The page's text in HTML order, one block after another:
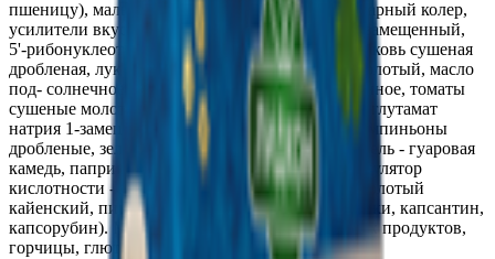
пшеницу), мальтодекстрин, соль, краситель сахарный колер,
усилители вкуса и аромата (глутамат натрия 1-замещенный,
5'-рибонуклеотиды натрия 2-замещенные)), морковь сушеная
дробленая, лук сушеный дробленый, имбирь молотый, масло
под- солнечное рафинированное дезодорированное, томаты
сушеные молотые, усилитель вкуса и аромата - глутамат
натрия 1-замещенный, ароматизатор, грибы шампиньоны
дробленые, зелень сушеная дробленая, загуститель - гуаровая
камедь, паприка красная сладкая дробленая, регулятор
кислотности - лимонная кислота, перец чили молотый
кайенский, пищевой краситель (экстракт паприки, капсантин,
капсорубин). Может содержать следы молочных продуктов,
горчицы, глютена, арахиса.